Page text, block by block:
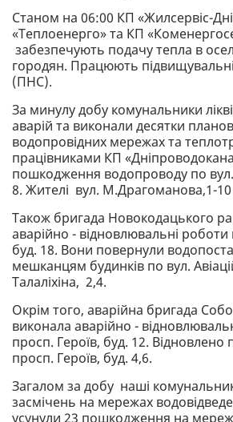
Станом на 06:00 КП «Жилсервіс-
«Теплоенерго» та КП
забезпечують подачу тепла в
городян. Працюють підвищувальні
(ПНС).
За минулу добу комунальники
аварій та виконали десятки
водопровідних мережах та
працівниками КП
пошкодження водопроводу по
8. Жителі вул. М.Драгоманова,1-
Також бригада Новокодацького
аварійно - відновлювальні роботи
буд. 18. Вони повернули
мешканцям будинків по вул.
Талаліхіна, 2,4.
Окрім того, аварійна бригада
виконала аварійно -
просп. Героїв, буд. 12. Відновлено
просп. Героїв, буд. 4,6.
Загалом за добу наші
засмічень на мережах
усунули 23 пошкодження на